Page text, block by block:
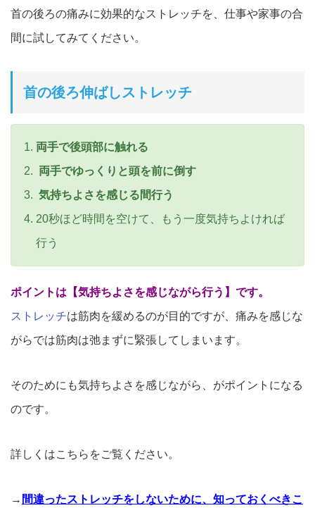
首の後ろの痛みに効果的なストレッチを、 仕事や家事の合
間に試してみてください。
首の後ろ伸ばしストレッチ
両手で後頭部に触れる
両手でゆっくりと頭を前に倒す
気持ちよさを感じる間行う
20秒ほど時間を空けて、もう一度気持ちよければ
行う
ポイントは【気持ちよさを感じながら行う】です。
ストレッチは筋肉を緩めるのが目的ですが、痛みを感じな
がらでは筋肉は弛まずに緊張してしまいます。
そのためにも気持ちよさを感じながら、がポイントになる
のです。
詳しくはこちらをご覧ください。
→ 間違ったストレッチをしないために、知っておくべきこ